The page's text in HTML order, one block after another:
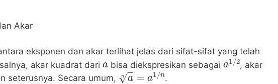
Akar
eksponen dan akar terlihat jelas dari sifat-sifat yang telah
akar kuadrat dari
a
bisa diekspresikan sebagai
a1/2
, akar
seterusnya. Secara umum,
an=a1/n
.